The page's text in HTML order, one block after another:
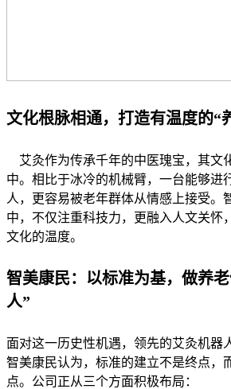
文化根脉相通，打造有温度的“
艾灸作为传承千年的中医瑰宝，其文
中。相比于冰冷的机械臂，一台能够进
人，更容易被老年群体从情感上接受。
中，不仅注重科技力，更融入人文关怀
文化的温度。
智美康民：以标准为基，做养
人”
面对这一历史性机遇，领先的艾灸机器
智美康民认为，标准的建立不是终点，
点。公司正从三个方面积极布局：